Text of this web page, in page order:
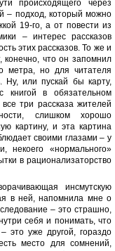
происходящего через
– подход, который можно
19-го, а от повести из
– интерес рассказов
этих рассказов. То же и
конечно, что он запомнил
метра, но для читателя
Ну, или пускай бы карту,
книгой в обязательном
три рассказа жителей
слишком хорошо
картину, и эта картина
своими глазами – у
некоего «нормального»
в рационализаторство
инсмутскую
в ней, напомнила мне о
– это страшно,
себя и понимать, что
это уже другой, гораздо
место для сомнений,